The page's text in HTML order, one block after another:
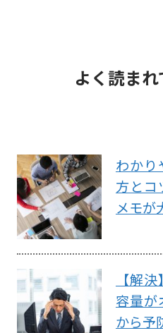
よく読ま
わかり
方とコ
メモが
【解
容量が
から予